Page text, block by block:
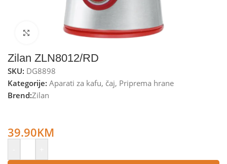
Kliknite za uvećanje
Zilan ZLN8012/RD
SKU: DG8898
Kategorije: Aparati za kafu, čaj, Priprema hrane
Brend:Zilan
39.90KM